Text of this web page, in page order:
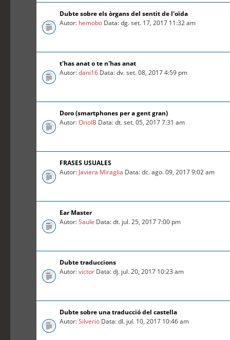
Dubte sobre els òrgans del sentit de l'oïda
Autor: hemobo Data: dg. set. 17, 2017 11:32 am
t'has anat o te n'has anat
Autor:dani16 Data: dv. set. 08, 2017 4:59 pm
Doro (smartphones per a gent gran)
Autor:OriolB Data: dt. set. 05, 2017 7:31 am
FRASES USUALES
Autor: Javiera Miraglia Data: dc. ago. 09, 2017 9:02 am
Ear Master
Autor:Saule Data: dt. jul. 25, 2017 7:00 pm
Dubte traduccions
Autor:victor Data: dj. jul. 20, 2017 10:23 am
Dubte sobre una traducció del castella
Autor:Silverio Data: dl. jul. 10, 2017 10:46 am